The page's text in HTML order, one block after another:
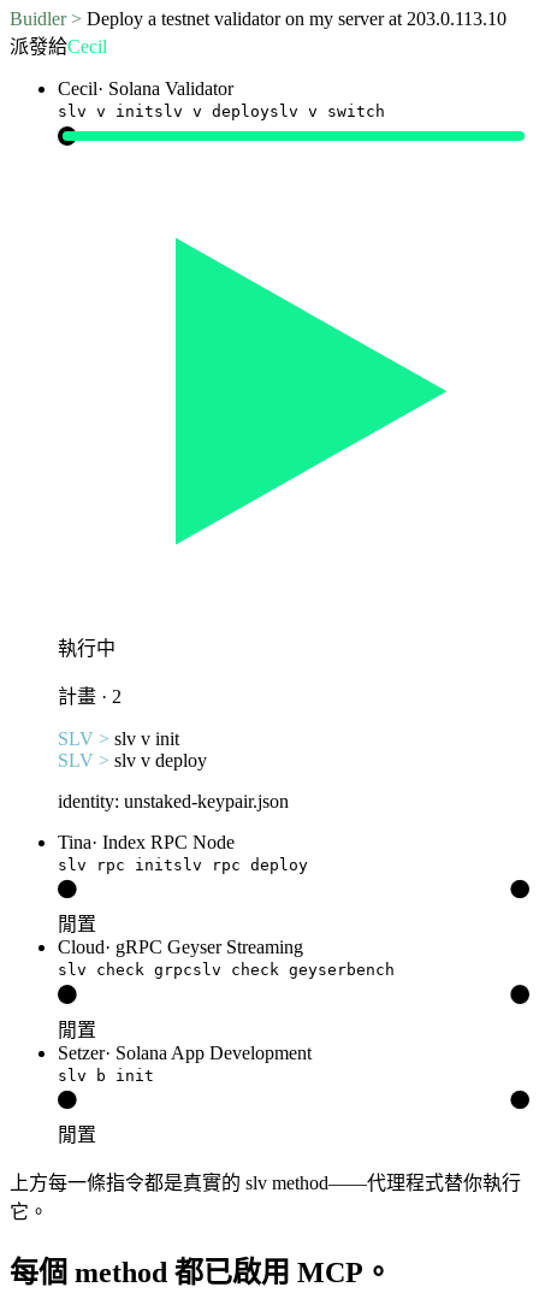
Buidler > Deploy a testnet validator on my server at 203.0.113.10
派發給Cecil
Cecil· Solana Validator
slv v initslv v deployslv v switch
執行中
計畫 · 2
SLV > slv v init
SLV > slv v deploy
identity: unstaked-keypair.json
Tina· Index RPC Node
slv rpc initslv rpc deploy
閒置
Cloud· gRPC Geyser Streaming
slv check grpcslv check geyserbench
閒置
Setzer· Solana App Development
slv b init
閒置
上方每一條指令都是真實的 slv method——代理程式替你執行
它。
每個 method 都已啟用 MCP。